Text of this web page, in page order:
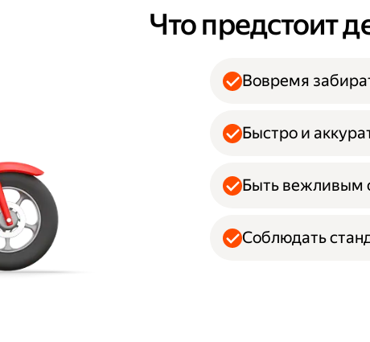
Что предстоит
Вовремя
Быстро и
Быть вежливым
Соблюдать